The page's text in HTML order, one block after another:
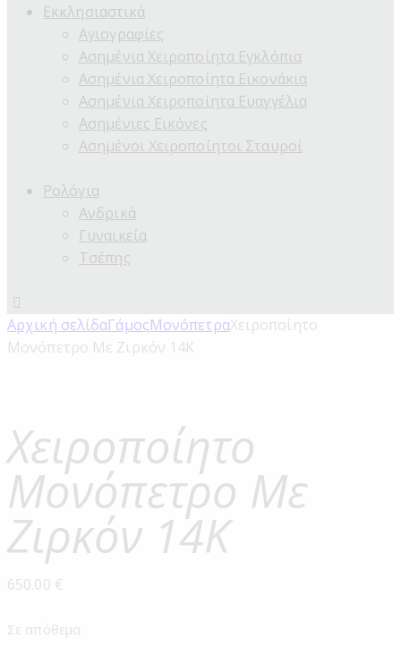
Εκκλησιαστικά
Αγιογραφίες
Ασημένια Χειροποίητα Εγκλόπια
Ασημένια Χειροποίητα Εικονάκια
Ασημένια Χειροποίητα Ευαγγέλια
Ασημένιες Εικόνες
Ασημένοι Χειροποίητοι Σταυροί
Ρολόγια
Ανδρικά
Γυναικεία
Τσέπης
Αρχική σελίδαΓάμοςΜονόπετραΧειροποίητο
Μονόπετρο Με Ζιρκόν 14Κ
Χειροποίητο
Μονόπετρο Με
Ζιρκόν 14Κ
650.00 €
Σε απόθεμα